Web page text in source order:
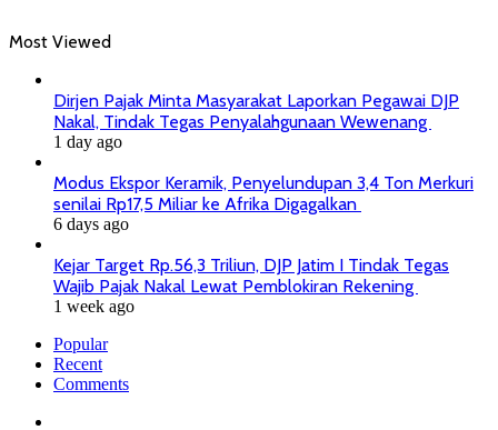
Most Viewed
Dirjen Pajak Minta Masyarakat Laporkan Pegawai DJP
Nakal, Tindak Tegas Penyalahgunaan Wewenang
1 day ago
Modus Ekspor Keramik, Penyelundupan 3,4 Ton Merkuri
senilai Rp17,5 Miliar ke Afrika Digagalkan
6 days ago
Kejar Target Rp.56,3 Triliun, DJP Jatim I Tindak Tegas
Wajib Pajak Nakal Lewat Pemblokiran Rekening
1 week ago
Popular
Recent
Comments